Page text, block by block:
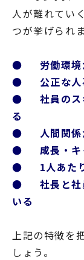
人が離れてい
つが挙げられま
● 労働環境
● 公正な人
● 社員のスキ
る
● 人間関係
● 成長・キ
● 1人あたり
● 社長と社員
いる
上記の特徴を
しょう。